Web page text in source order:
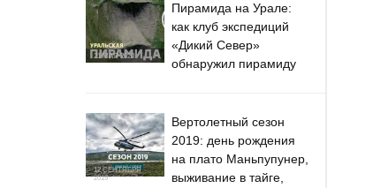
21 МАЯ 2020
Пирамида на Урале:
как клуб экспедиций
«Дикий Север»
обнаружил пирамиду
12 СЕНТЯБРЯ
2019
Вертолетный сезон
2019: день рождения
на плато Маньпупунер,
выживание в тайге,